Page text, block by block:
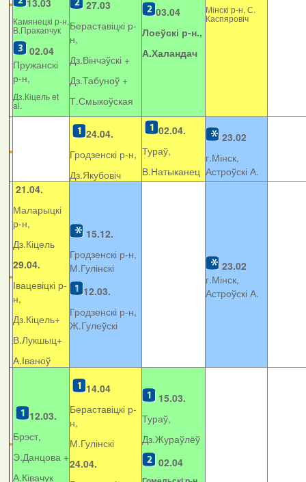
13.03
Камянецкі р-н,
В.Пракапчук
02.04
Пружанскі
р-н,
Дз.Кіцель et
al.
27.03
Бераставіцкі р-
н,
Дз.Вінчэўскі +
Дз.Табуноў +
Т.Смыкоўская
03.04
Лоеўскі р-н.,
А.Халандач
Мінскі р-н, С.
Каспяровіч
24.04.
Гродзенскі р-н,
Дз.Якубовіч
02.04.
Тураў,
В.Натыканец
23.02
г.Мінск,
Астроўскі А.
21.04.
Маларыцкі
р-н,
Дз.Кіцель
29.04.
Івацевіцкі р-
н,
Дз.Кіцель+
В.Лукшыц+
А.Іваноў
15.12.
Гродзенскі р-н,
М.Гулінскі
12.03.
Гродзенскі р-н,
Ж.Гулеўскі
23.02
г.Мінск,
Астроўскі А.
12.03.
Брэст,
Э.Данцова +
А.Ківачук
14.04
Бераставіцкі р-
н,
М.Гулінскі
24.04.
15.03.
Тураў,
Дз.Жураўлёў
02.04